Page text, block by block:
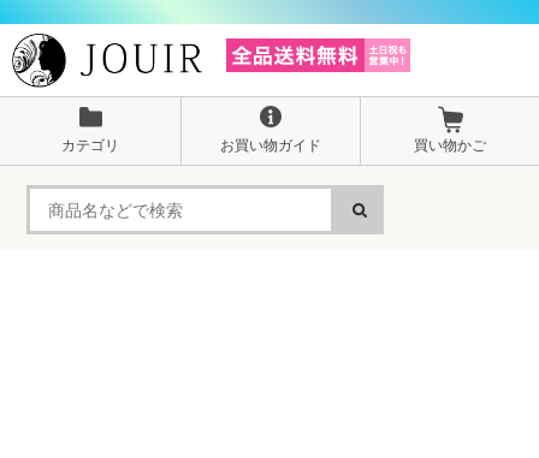
カテゴリ お買い物ガイド 買い物かご